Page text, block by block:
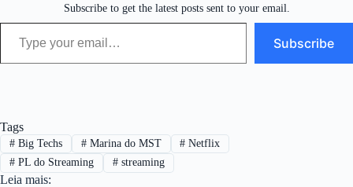
Subscribe to get the latest posts sent to your email.
Type your email…
Subscribe
Tags
#Big Techs #Marina do MST # Netflix
#PL do Streaming #streaming
Leia mais: